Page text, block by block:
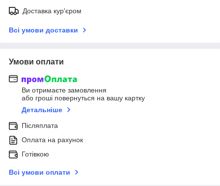
Доставка кур'єром
Всі умови доставки
Умови оплати
Ви отримаєте замовлення
або гроші повернуться на вашу картку
Детальніше
Післяплата
Оплата на рахунок
Готівкою
Всі умови оплати